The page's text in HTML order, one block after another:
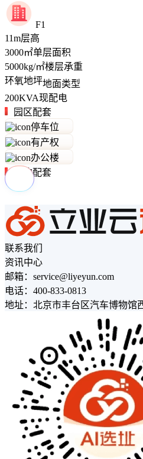
F1
11m层高
3000㎡单层面积
5000kg/㎡楼层承重
环氧地坪地面类型
200KVA现配电
园区配套
停车位
有产权
办公楼
周边配套
联系我们
资讯中心
邮箱：service@liyeyun.com
电话：400-833-0813
地址：北京市丰台区汽车博物馆